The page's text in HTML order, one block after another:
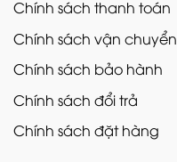
Chính sách thanh toán
Chính sách vận chuyển
Chính sách bảo hành
Chính sách đổi trả
Chính sách đặt hàng